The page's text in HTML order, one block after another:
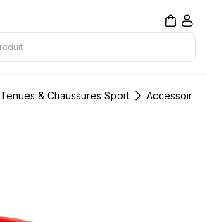
Tenues & Chaussures Sport Accessoires